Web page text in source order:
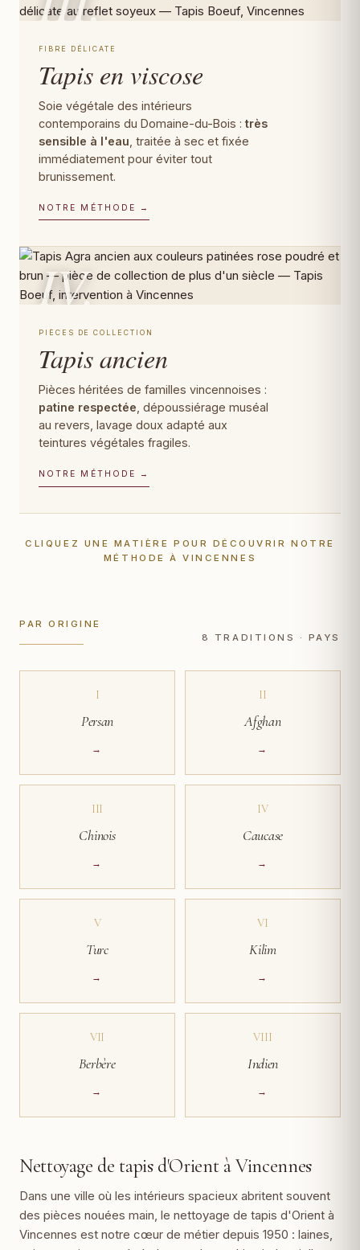
FIBRE DÉLICATE
Tapis en viscose
Soie végétale des intérieurs
contemporains du Domaine-du-Bois : très
sensible à l'eau , traitée à sec et fixée
immédiatement pour éviter tout
brunissement.
NOTRE MÉTHODE →
IV.
PIÈCES DE COLLECTION
Tapis ancien
Pièces héritées de familles vincennoises :
patine respectée , dépoussiérage muséal
au revers, lavage doux adapté aux
teintures végétales fragiles.
NOTRE MÉTHODE →
CLIQUEZ UNE MATIÈRE POUR DÉCOUVRIR NOTRE
MÉTHODE À VINCENNES
PAR ORIGINE
8 TRADITIONS · PAYS
I
Persan
→
II
Afghan
→
III
Chinois
→
IV
Caucase
→
V
Turc
→
VI
Kilim
→
VII
Berbère
→
VIII
Indien
→
Nettoyage de tapis d'Orient à Vincennes
Dans une ville où les intérieurs spacieux abritent souvent
des pièces nouées main, le nettoyage de tapis d'Orient à
Vincennes est notre cœur de métier depuis 1950 : laines,